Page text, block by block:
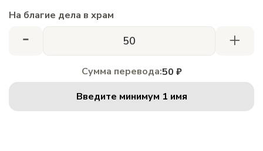
На благие дела в храм
- +
Сумма перевода:50 ₽
Введите минимум 1 имя